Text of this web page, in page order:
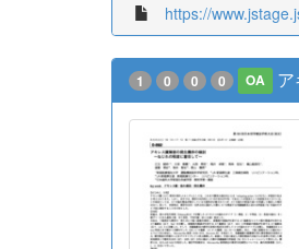
https://
1 0 0 0 OA